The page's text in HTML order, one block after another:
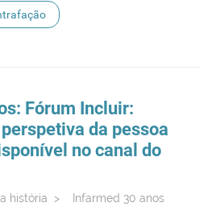
Fórum Incluir:
da pessoa
no canal do
história >
Infarmed 30 anos